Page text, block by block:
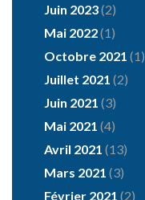
Juin 2023(2)
Mai 2022(1)
Octobre 2021 (1)
Juillet 2021 (2)
Juin 2021 (3)
Mai 2021 (4)
Avril 2021 (13)
Mars 2021 (3)
Février 2021 (2)